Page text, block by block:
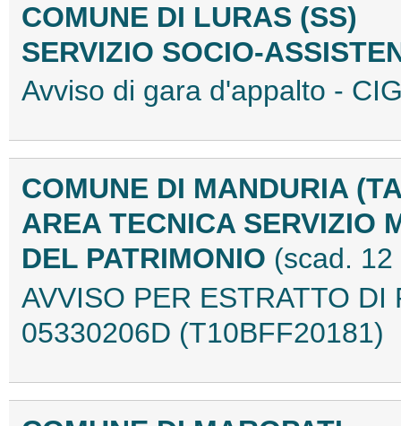
COMUNE DI LURAS (SS)
SERVIZIO SOCIO-
Avviso di gara d'appalto -
COMUNE DI MANDURIA
AREA TECNICA SERVIZIO
DEL PATRIMONIO (scad.
AVVISO PER ESTRATTO DI
05330206D (T10BFF20181)